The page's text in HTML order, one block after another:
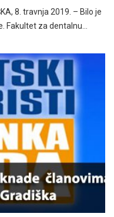
8. travnja 2019. – Bilo je
Fakultet za dentalnu…